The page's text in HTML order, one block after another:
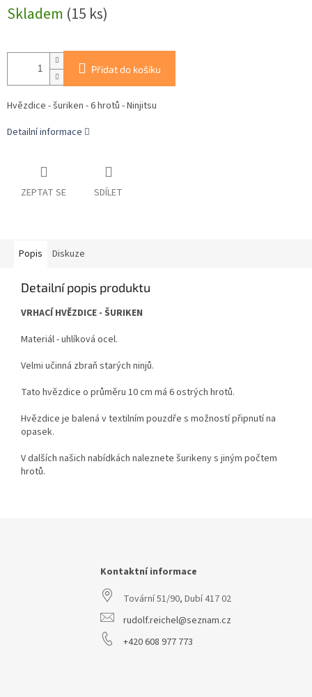
cena:
Skladem (15 ks)
Přidat do košíku
Hvězdice - šuriken - 6 hrotů - Ninjitsu
Detailní informace
ZEPTAT SE SDÍLET
Popis Diskuze
Detailní popis produktu
VRHACÍ HVĚZDICE - ŠURIKEN
Materiál - uhlíková ocel.
Velmi učinná zbraň starých ninjů.
Tato hvězdice o průměru 10 cm má 6 ostrých hrotů.
Hvězdice je balená v textilním pouzdře s možností připnutí na
opasek.
V dalších našich nabídkách naleznete šurikeny s jiným počtem
hrotů.
Kontaktní informace
Tovární 51/90, Dubí 417 02
rudolf.reichel@seznam.cz
+420 608 977 773